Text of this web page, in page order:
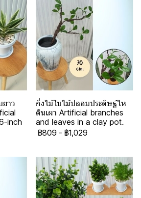
าว
inch
กิ่งไม้ใบไม้ปลอมประดิษฐ์ไห
ดินเผา Artificial branches
and leaves in a clay pot.
฿809 - ฿1,029